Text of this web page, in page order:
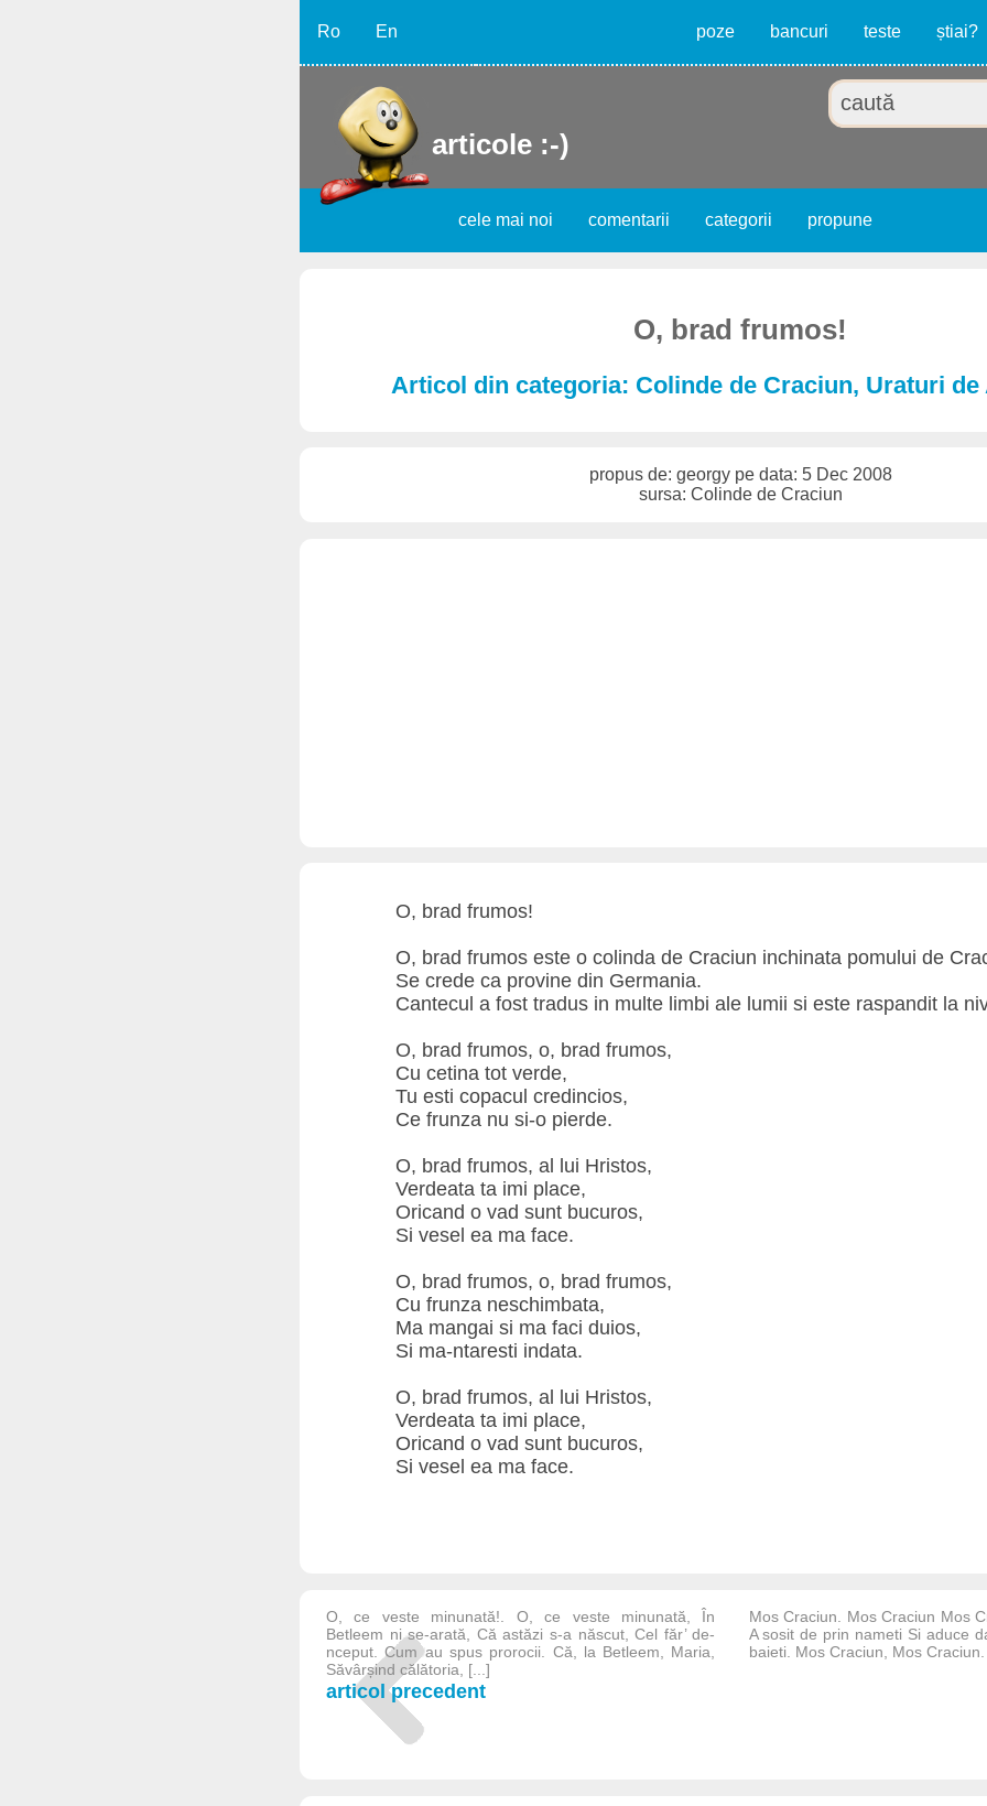
Ro En poze bancuri teste știai?
articole :-)
cele mai noi comentarii categorii propune
O, brad frumos!
Articol din categoria: Colinde de Craciun, Uraturi de
propus de: georgy pe data: 5 Dec 2008
sursa: Colinde de Craciun
O, brad frumos!
O, brad frumos este o colinda de Craciun inchinata pomului de
Se crede ca provine din Germania.
Cantecul a fost tradus in multe limbi ale lumii si este raspandit la
O, brad frumos, o, brad frumos,
Cu cetina tot verde,
Tu esti copacul credincios,
Ce frunza nu si-o pierde.
O, brad frumos, al lui Hristos,
Verdeata ta imi place,
Oricand o vad sunt bucuros,
Si vesel ea ma face.
O, brad frumos, o, brad frumos,
Cu frunza neschimbata,
Ma mangai si ma faci duios,
Si ma-ntaresti indata.
O, brad frumos, al lui Hristos,
Verdeata ta imi place,
Oricand o vad sunt bucuros,
Si vesel ea ma face.
O, ce veste minunată!. O, ce veste minunată, În
Betleem ni se-arată, Că astăzi s-a născut, Cel făr’ de-
nceput. Cum au spus prorocii. Că, la Betleem, Maria,
Săvârșind călătoria, [...]
articol precedent
Mos Craciun. Mos Craciun Mos
A sosit de prin nameti Si aduce
baieti. Mos Craciun, Mos